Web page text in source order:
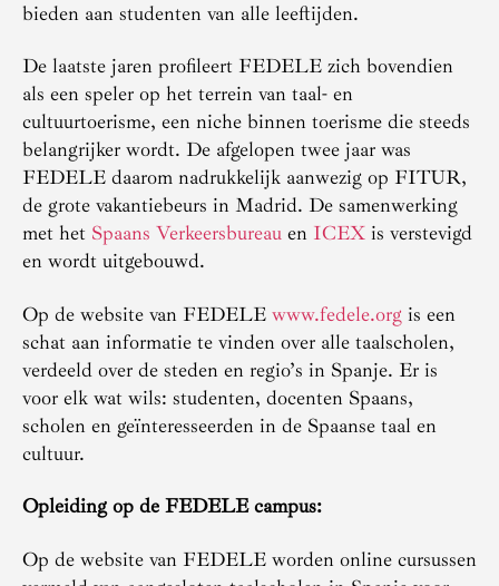
bieden aan studenten van alle leeftijden.
De laatste jaren profileert FEDELE zich bovendien
als een speler op het terrein van taal- en
cultuurtoerisme, een niche binnen toerisme die steeds
belangrijker wordt. De afgelopen twee jaar was
FEDELE daarom nadrukkelijk aanwezig op FITUR,
de grote vakantiebeurs in Madrid. De samenwerking
met het Spaans Verkeersbureau en ICEX is verstevigd
en wordt uitgebouwd.
Op de website van FEDELE www.fedele.org is een
schat aan informatie te vinden over alle taalscholen,
verdeeld over de steden en regio’s in Spanje. Er is
voor elk wat wils: studenten, docenten Spaans,
scholen en geïnteresseerden in de Spaanse taal en
cultuur.
Opleiding op de FEDELE campus:
Op de website van FEDELE worden online cursussen